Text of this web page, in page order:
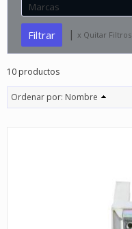
Marcas
| x Quitar Filtros
10 productos
Ordenar por: Nombre